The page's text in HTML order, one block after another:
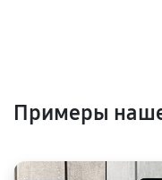
Примеры